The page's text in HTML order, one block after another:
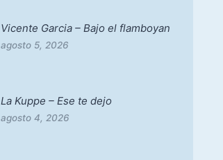
Vicente Garcia – Bajo el flamboyan
agosto 5, 2026
La Kuppe – Ese te dejo
agosto 4, 2026